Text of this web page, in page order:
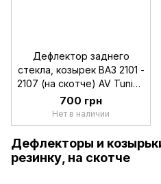
Дефлектор заднего
стекла, козырек ВАЗ 2101 -
2107 (на скотче) AV Tuning
(Voron Glass)
700 грн
Нет в наличии
Дефлекторы и
резинку, на скотче